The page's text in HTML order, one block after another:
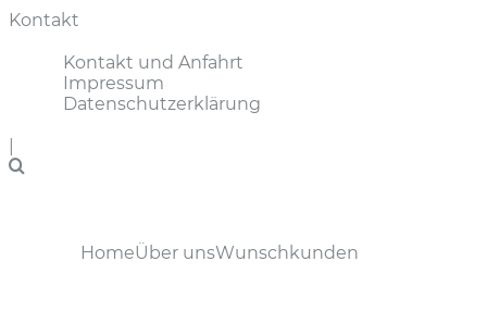
Kontakt
Kontakt und Anfahrt
Impressum
Datenschutzerklärung
HomeÜber unsWunschkunden